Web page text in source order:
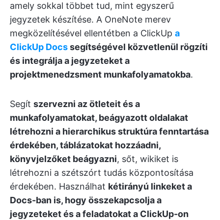
amely sokkal többet tud, mint egyszerű
jegyzetek készítése. A OneNote merev
megközelítésével ellentétben a ClickUp a
ClickUp Docssegítségével közvetlenül rögzíti
és integrálja a jegyzeteket a
projektmenedzsment munkafolyamatokba.
Segít szervezni az ötleteit és a
munkafolyamatokat, beágyazott oldalakat
létrehozni a hierarchikus struktúra fenntartása
érdekében, táblázatokat hozzáadni,
könyvjelzőket beágyazni, sőt, wikiket is
létrehozni a szétszórt tudás központosítása
érdekében. Használhat kétirányú linkeket a
Docs-ban is, hogy összekapcsolja a
jegyzeteket és a feladatokat a ClickUp-on